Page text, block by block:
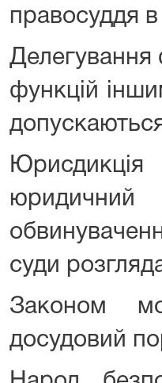
правосуддя
Делегування
функцій
суди
Законом
досудовий